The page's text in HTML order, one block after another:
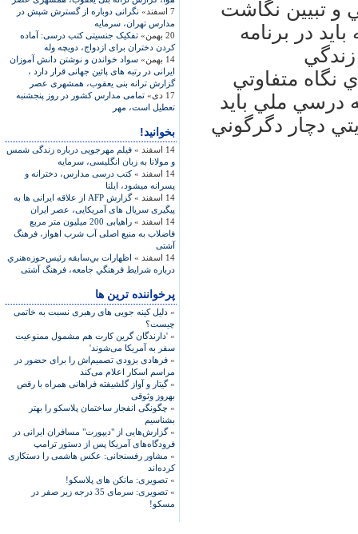
7 اسفند»
نگرانی دوباره از گسترش شپش در
مدارس تهران، سرمایه
20 بهمن»
تفکیک جنسیتی کتب درسی: آماده
کردن دختران برای ازدواج، دویچه وله
14 بهمن»
سواد خواندن و نوشتن دانش آموزان
ايرانی در رتبه های پائين جهانی قرار دارد ،
گزارش ترانه بنی يعقوب، همشهری عصر
17 دی»
تمامی مدارس کشور در روز پنجشنبه
تعطيل است، مهر
بخوانید!
14 اسفند »
فیلم مهرجویی درباره زندگی شمس
و مولانا به زبان انگلیسی، سرمایه
14 اسفند »
کتب درسی مدارس، دخترانه و
پسرانه می‏شود، ایلنا
14 اسفند »
گزارش AFP از علاقه ایرانی ها به
پیگیری سریال های آمریکایی، عصر ایران
14 اسفند »
راهیابی 200 میلیون متر مربع
فاضلاب به منبع اصلی آب شرب اهواز، فرهنگ
آشتی
14 اسفند »
اظهارات بي‌سابقه رئيس‌حوزه‌هنري
درباره شرايط فرهنگي جامعه، فرهنگ آشتی
پرخواننده ترین ها
» دلیل کینه جویی های رهبری نسبت به خاتمی
چیست؟
» 'دارندگان گرین کارت هم مشمول ممنوعیت
سفر به آمریکا می‌شوند'
» فرهادی بزودی تصمیم‌اش را برای حضور در
مراسم اسکار اعلام می‌کند
»گیتار و آواز گلشیفته فراهانی همراه با رقص
بهروز وثوقی
» چگونگی انفجار ساختمان پلاسکو را بهتر
بشناسیم
»گزارش‌هایی از "دیپورت" مسافران ایرانی در
فرودگاه‌های آمریکا پس از دستور ترامپ
» مشاور رفسنجانی: عکس هاشمی را دستکاری
کرده‌اند
» تصویری: مانکن های پلاسکو!
»
تصویری: سرمای 35 درجه زیر صفر در
مسکو!
تبيين نگاشت
در برنامه
متفاوتي
درسي ملي بايد
دچار دگرگوني